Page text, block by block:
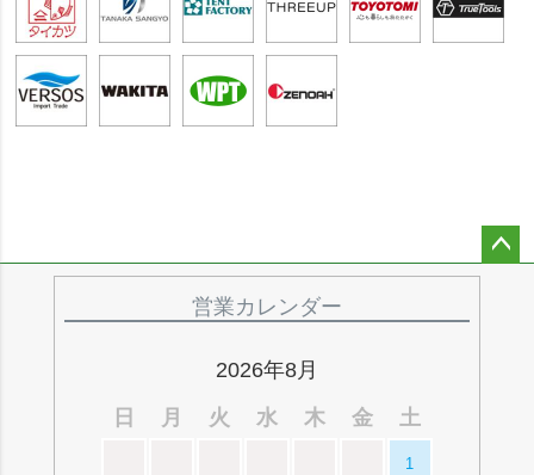
営業カレンダー
2026年8月
日
月 火 水 木 金 土
1